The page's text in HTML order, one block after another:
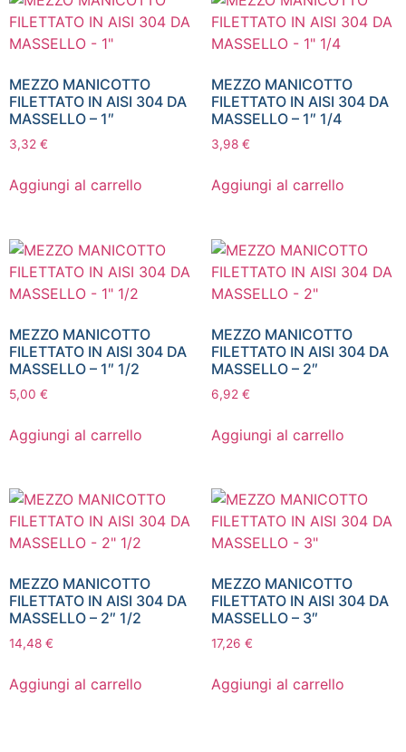
MEZZO MANICOTTO
FILETTATO IN AISI 304 DA
MASSELLO – 1″
3,32 €
Aggiungi al carrello
MEZZO MANICOTTO
FILETTATO IN AISI 304 DA
MASSELLO – 1″ 1/4
3,98 €
Aggiungi al carrello
MEZZO MANICOTTO
FILETTATO IN AISI 304 DA
MASSELLO – 1″ 1/2
5,00 €
Aggiungi al carrello
MEZZO MANICOTTO
FILETTATO IN AISI 304 DA
MASSELLO – 2″
6,92 €
Aggiungi al carrello
MEZZO MANICOTTO
FILETTATO IN AISI 304 DA
MASSELLO – 2″ 1/2
14,48 €
Aggiungi al carrello
MEZZO MANICOTTO
FILETTATO IN AISI 304 DA
MASSELLO – 3″
17,26 €
Aggiungi al carrello